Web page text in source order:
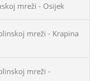
mreži - Osijek
mreži - Krapina
mreži -